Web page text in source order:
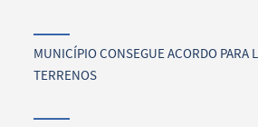
MUNICÍPIO CONSEGUE ACORDO PARA
TERRENOS